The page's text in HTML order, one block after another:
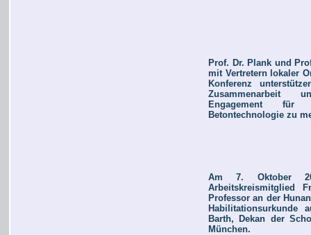
Prof. Dr. Plank und
mit Vertretern lokaler
Konferenz
Zusammenarbeit
Engagement für
Betontechnologie zu
Am 7. Oktober
Arbeitskreismitglied
Professor an der
Barth, Dekan der
München.